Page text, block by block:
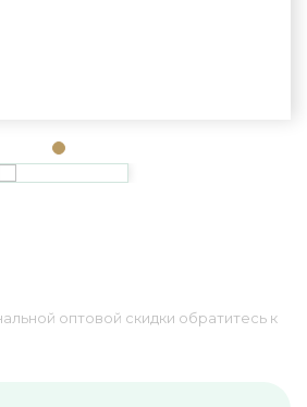
оптовой скидки обратитесь к